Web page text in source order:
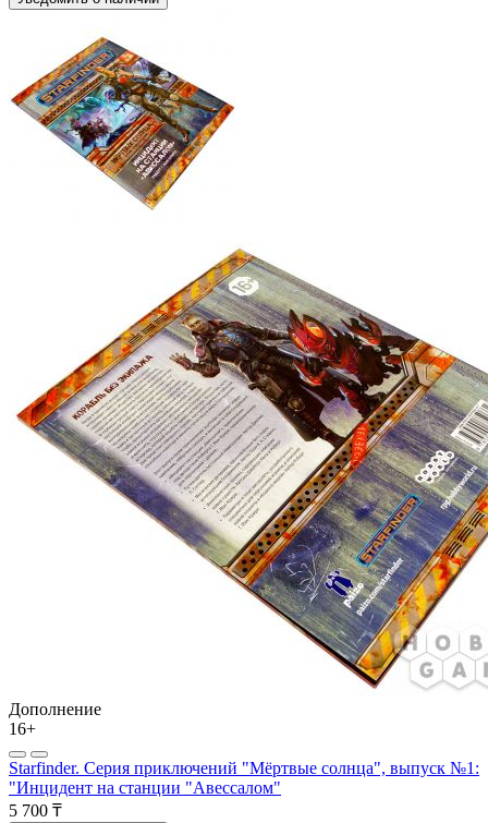
Дополнение
16+
Starfinder. Серия приключений "Мёртвые солнца", выпуск №1:
"Инцидент на станции "Авессалом"
5 700 ₸